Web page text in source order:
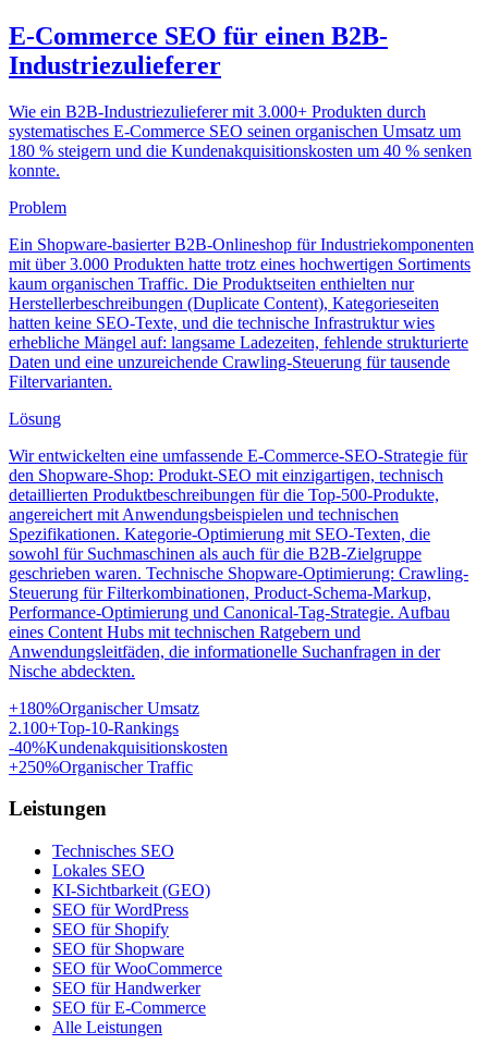
E-Commerce SEO für einen B2B-
Industriezulieferer
Wie ein B2B-Industriezulieferer mit 3.000+ Produkten durch
systematisches E-Commerce SEO seinen organischen Umsatz um
180 % steigern und die Kundenakquisitionskosten um 40 % senken
konnte.
Problem
Ein Shopware-basierter B2B-Onlineshop für Industriekomponenten
mit über 3.000 Produkten hatte trotz eines hochwertigen Sortiments
kaum organischen Traffic. Die Produktseiten enthielten nur
Herstellerbeschreibungen (Duplicate Content), Kategorieseiten
hatten keine SEO-Texte, und die technische Infrastruktur wies
erhebliche Mängel auf: langsame Ladezeiten, fehlende strukturierte
Daten und eine unzureichende Crawling-Steuerung für tausende
Filtervarianten.
Lösung
Wir entwickelten eine umfassende E-Commerce-SEO-Strategie für
den Shopware-Shop: Produkt-SEO mit einzigartigen, technisch
detaillierten Produktbeschreibungen für die Top-500-Produkte,
angereichert mit Anwendungsbeispielen und technischen
Spezifikationen. Kategorie-Optimierung mit SEO-Texten, die
sowohl für Suchmaschinen als auch für die B2B-Zielgruppe
geschrieben waren. Technische Shopware-Optimierung: Crawling-
Steuerung für Filterkombinationen, Product-Schema-Markup,
Performance-Optimierung und Canonical-Tag-Strategie. Aufbau
eines Content Hubs mit technischen Ratgebern und
Anwendungsleitfäden, die informationelle Suchanfragen in der
Nische abdeckten.
+180%Organischer Umsatz
2.100+Top-10-Rankings
-40%Kundenakquisitionskosten
+250%Organischer Traffic
Leistungen
Technisches SEO
Lokales SEO
KI-Sichtbarkeit (GEO)
SEO für WordPress
SEO für Shopify
SEO für Shopware
SEO für WooCommerce
SEO für Handwerker
SEO für E-Commerce
Alle Leistungen